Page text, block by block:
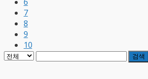
7
8
9
10
검색